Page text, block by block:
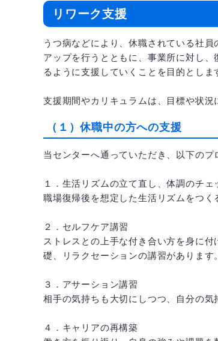
リワーク支援
うつ病などにより、休職されている社
アップを行うとともに、事業所に対し
るように支援していくことを目的としま
支援期間やカリキュラムは、目標や状況
（１）休職中の方への支援
当センターへ通っていただき、以下のプ
１．生活リズムの立て直し、体調のチェ
職場復帰後を想定した生活リズムをつく
２．セルフケア講習
ストレスとの上手な付き合い方を身に
礎、リラクセーションの講習があります。
３．アサーション講習
相手の気持ちも大切にしつつ、自分の気
４．キャリアの再構築